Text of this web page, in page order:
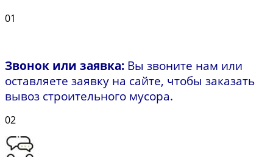
01
Звонок или заявка: Вы звоните нам или
оставляете заявку на сайте, чтобы заказать
вывоз строительного мусора.
02